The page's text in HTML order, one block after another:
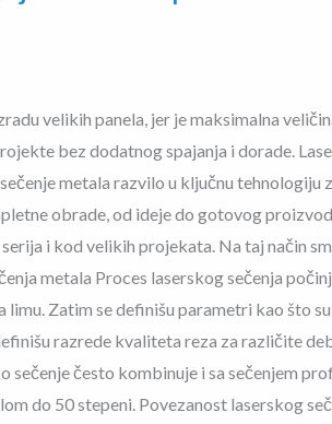
velikih panela, jer je maksimalna
bez dodatnog spajanja i dorade.
metala razvilo u ključnu tehnologiju
obrade, od ideje do gotovog
i kod velikih projekata. Na taj način
metala Proces laserskog sečenja
Zatim se definišu parametri kao što
razrede kvaliteta reza za različite
često kombinuje i sa sečenjem
do 50 stepeni. Povezanost laserskog